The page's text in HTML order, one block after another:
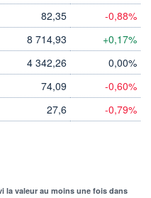
82,35 -0,88%
8 714,93 +0,17%
4 342,26 0,00%
74,09 -0,60%
27,6 -0,79%
la valeur au moins une fois dans